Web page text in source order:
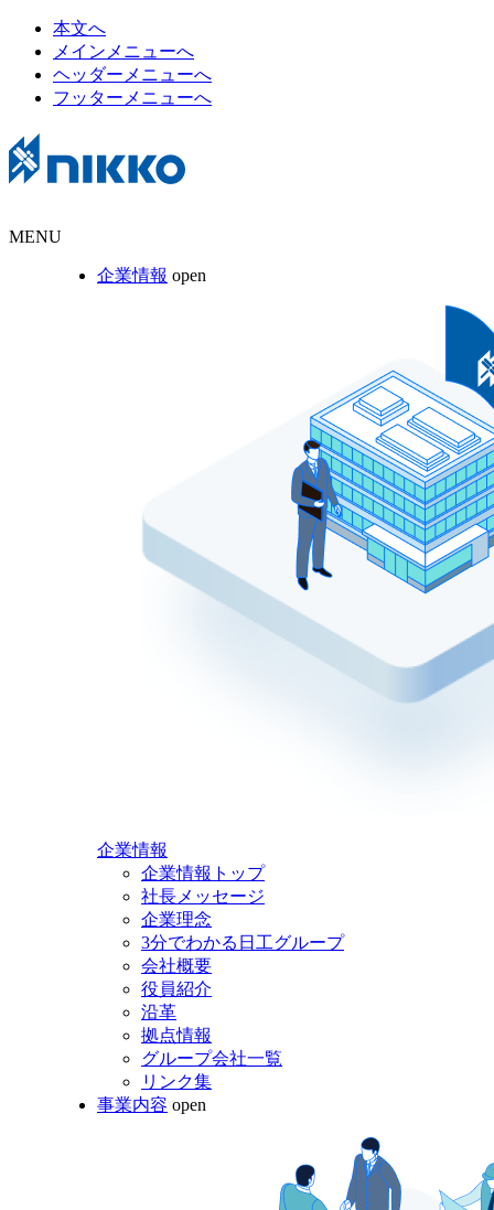
本文へ
メインメニューへ
ヘッダーメニューへ
フッターメニューへ
MENU
企業情報 open
企業情報
企業情報トップ
社長メッセージ
企業理念
3分でわかる日工グループ
会社概要
役員紹介
沿革
拠点情報
グループ会社一覧
リンク集
事業内容 open